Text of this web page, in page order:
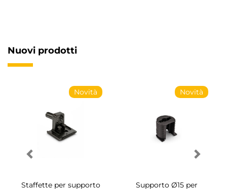
Nuovi prodotti
Novità
Staffette per supporto
Novità
Supporto Ø15 per